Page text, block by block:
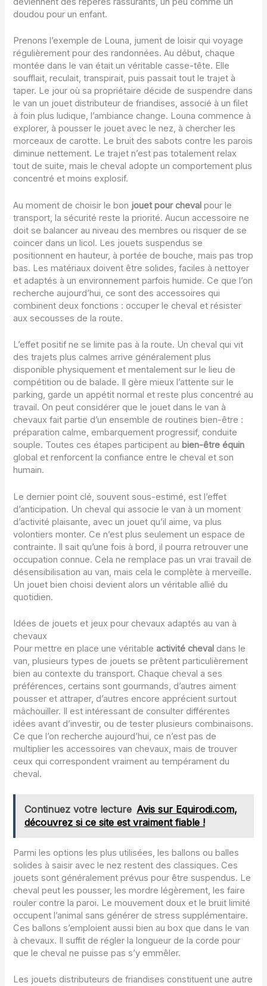
doudou pour un enfant.
Prenons l’exemple de Louna, jument de loisir qui voyage
régulièrement pour des randonnées. Au début, chaque
montée dans le van était un véritable casse-tête. Elle
soufflait, reculait, transpirait, puis passait tout le trajet à
taper. Le jour où sa propriétaire décide de suspendre dans
le van un jouet distributeur de friandises, associé à un filet
à foin plus ludique, l’ambiance change. Louna commence à
explorer, à pousser le jouet avec le nez, à chercher les
morceaux de carotte. Le bruit des sabots contre les parois
diminue nettement. Le trajet n’est pas totalement relax
tout de suite, mais le cheval adopte un comportement plus
concentré et moins explosif.
Au moment de choisir le bon jouet pour cheval pour le
transport, la sécurité reste la priorité. Aucun accessoire ne
doit se balancer au niveau des membres ou risquer de se
coincer dans un licol. Les jouets suspendus se
positionnent en hauteur, à portée de bouche, mais pas trop
bas. Les matériaux doivent être solides, faciles à nettoyer
et adaptés à un environnement parfois humide. Ce que l’on
recherche aujourd’hui, ce sont des accessoires qui
combinent deux fonctions : occuper le cheval et résister
aux secousses de la route.
L’effet positif ne se limite pas à la route. Un cheval qui vit
des trajets plus calmes arrive généralement plus
disponible physiquement et mentalement sur le lieu de
compétition ou de balade. Il gère mieux l’attente sur le
parking, garde un appétit normal et reste plus concentré au
travail. On peut considérer que le jouet dans le van à
chevaux fait partie d’un ensemble de routines bien-être :
préparation calme, embarquement progressif, conduite
souple. Toutes ces étapes participent au bien-être équin
global et renforcent la confiance entre le cheval et son
humain.
Le dernier point clé, souvent sous-estimé, est l’effet
d’anticipation. Un cheval qui associe le van à un moment
d’activité plaisante, avec un jouet qu’il aime, va plus
volontiers monter. Ce n’est plus seulement un espace de
contrainte. Il sait qu’une fois à bord, il pourra retrouver une
occupation connue. Cela ne remplace pas un vrai travail de
désensibilisation au van, mais cela le complète à merveille.
Un jouet bien choisi devient alors un véritable allié du
quotidien.
Idées de jouets et jeux pour chevaux adaptés au van à
chevaux
Pour mettre en place une véritableactivité cheval dans le
van, plusieurs types de jouets se prêtent particulièrement
bien au contexte du transport. Chaque cheval a ses
préférences, certains sont gourmands, d’autres aiment
pousser et attraper, d’autres encore apprécient surtout
mâchouiller. Il est intéressant de consulter différentes
idées avant d’investir, ou de tester plusieurs combinaisons.
Ce que l’on recherche aujourd’hui, ce n’est pas de
multiplier les accessoires van chevaux, mais de trouver
ceux qui correspondent vraiment au tempérament du
cheval.
Continuez votre lecture Avis sur Equirodi.com,
découvrez si ce site est vraiment fiable !
Parmi les options les plus utilisées, les ballons ou balles
solides à saisir avec le nez restent des classiques. Ces
jouets sont généralement prévus pour être suspendus. Le
cheval peut les pousser, les mordre légèrement, les faire
rouler contre la paroi. Le mouvement doux et le bruit limité
occupent l’animal sans générer de stress supplémentaire.
Ces ballons s’emploient aussi bien au box que dans le van
à chevaux. Il suffit de régler la longueur de la corde pour
que le cheval ne puisse pas s’y emmêler.
Les jouets distributeurs de friandises constituent une autre